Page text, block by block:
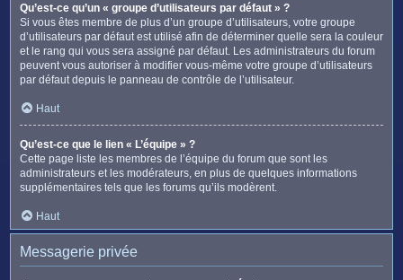
Qu’est-ce qu’un « groupe d’utilisateurs par défaut » ?
Si vous êtes membre de plus d’un groupe d’utilisateurs, votre groupe
d’utilisateurs par défaut est utilisé afin de déterminer quelle sera la couleur
et le rang qui vous sera assigné par défaut. Les administrateurs du forum
peuvent vous autoriser à modifier vous-même votre groupe d’utilisateurs
par défaut depuis le panneau de contrôle de l’utilisateur.
Haut
Qu’est-ce que le lien « L’équipe » ?
Cette page liste les membres de l’équipe du forum que sont les
administrateurs et les modérateurs, en plus de quelques informations
supplémentaires tels que les forums qu’ils modèrent.
Haut
Messagerie privée